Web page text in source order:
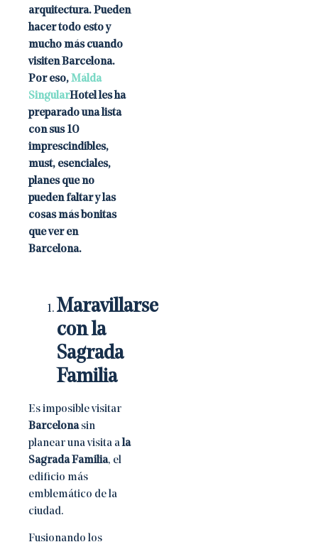
arquitectura. Pueden
hacer todo esto y
mucho más cuando
visiten Barcelona.
Por eso,Málda
SingularHotelles ha
preparado una lista
con sus 10
imprescindibles,
must, esenciales,
planes que no
pueden faltar y las
cosas más bonitas
que ver en
Barcelona.
Maravillarse
con la
Sagrada
Familia
Es imposible visitar
Barcelonasin
planear una visita ala
Sagrada Familia, el
edificio más
emblemático de la
ciudad.
Fusionando los